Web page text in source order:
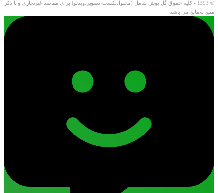
© 1393 - کلیه حقوق گل پوش شامل (محتوا،تکست،تصویر،ویدئو) برای مقاصد غیرتجاری و با ذکر
منبع بلامانع می باشد.